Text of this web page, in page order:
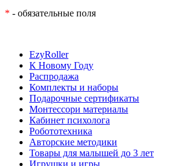
* - обязательные поля
EzyRoller
К Новому Году
Распродажа
Комплекты и наборы
Подарочные сертификаты
Монтессори материалы
Кабинет психолога
Робототехника
Авторские методики
Товары для малышей до 3 лет
Игрушки и игры